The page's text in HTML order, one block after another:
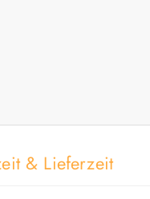
& Lieferzeit